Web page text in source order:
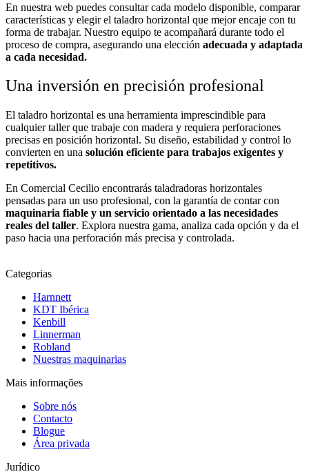
En nuestra web puedes consultar cada modelo disponible, comparar
características y elegir el taladro horizontal que mejor encaje con tu
forma de trabajar. Nuestro equipo te acompañará durante todo el
proceso de compra, asegurando una elección adecuada y adaptada
a cada necesidad.
Una inversión en precisión profesional
El taladro horizontal es una herramienta imprescindible para
cualquier taller que trabaje con madera y requiera perforaciones
precisas en posición horizontal. Su diseño, estabilidad y control lo
convierten en una solución eficiente para trabajos exigentes y
repetitivos.
En Comercial Cecilio encontrarás taladradoras horizontales
pensadas para un uso profesional, con la garantía de contar con
maquinaria fiable y un servicio orientado a las necesidades
reales del taller. Explora nuestra gama, analiza cada opción y da el
paso hacia una perforación más precisa y controlada.
Categorias
Harnnett
KDT Ibérica
Kenbill
Linnerman
Robland
Nuestras maquinarias
Mais informações
Sobre nós
Contacto
Blogue
Área privada
Jurídico